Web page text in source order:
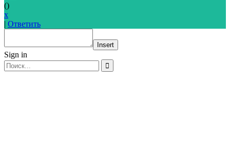
()
x
| Ответить
Insert
Sign in